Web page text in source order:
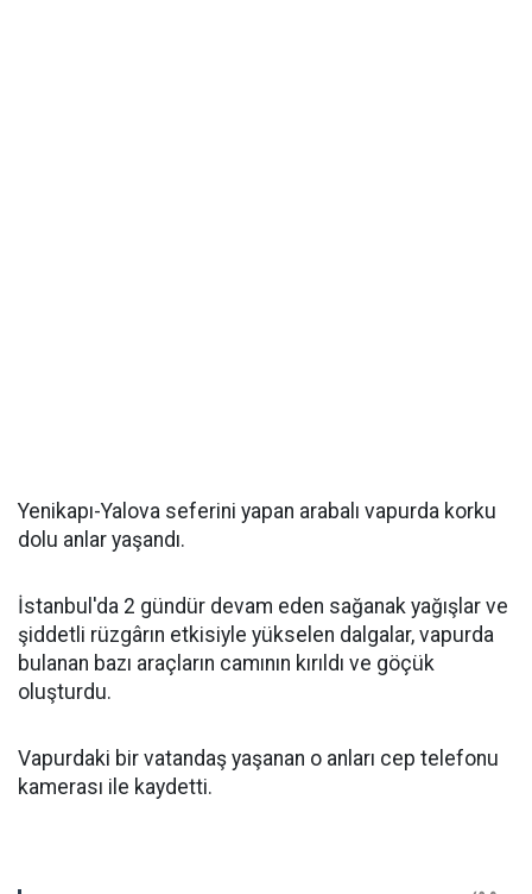
Yenikapı-Yalova seferini yapan arabalı vapurda korku
dolu anlar yaşandı.
İstanbul'da 2 gündür devam eden sağanak yağışlar ve
şiddetli rüzgârın etkisiyle yükselen dalgalar, vapurda
bulanan bazı araçların camının kırıldı ve göçük
oluşturdu.
Vapurdaki bir vatandaş yaşanan o anları cep telefonu
kamerası ile kaydetti.